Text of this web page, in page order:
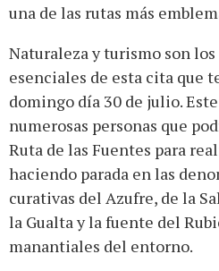
una de las rutas más
Naturaleza y turismo son los
esenciales de esta cita que
domingo día 30 de julio.
numerosas personas que
Ruta de las Fuentes para
haciendo parada en las
curativas del Azufre, de la
la Gualta y la fuente del
manantiales del entorno.